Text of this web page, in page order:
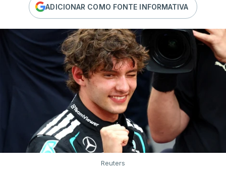
ADICIONAR COMO FONTE INFORMATIVA
Reuters